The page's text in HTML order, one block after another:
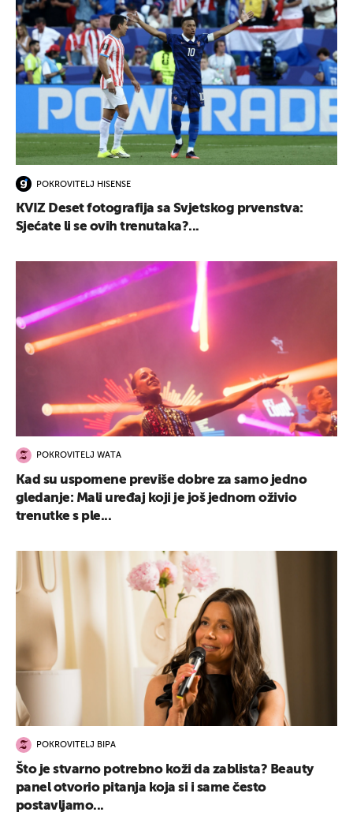
POKROVITELJ HISENSE
KVIZ Deset fotografija sa Svjetskog prvenstva:
Sjećate li se ovih trenutaka?...
POKROVITELJ WATA
Kad su uspomene previše dobre za samo jedno
gledanje: Mali uređaj koji je još jednom oživio
trenutke s ple...
POKROVITELJ BIPA
Što je stvarno potrebno koži da zablista? Beauty
panel otvorio pitanja koja si i same često
postavljamo...